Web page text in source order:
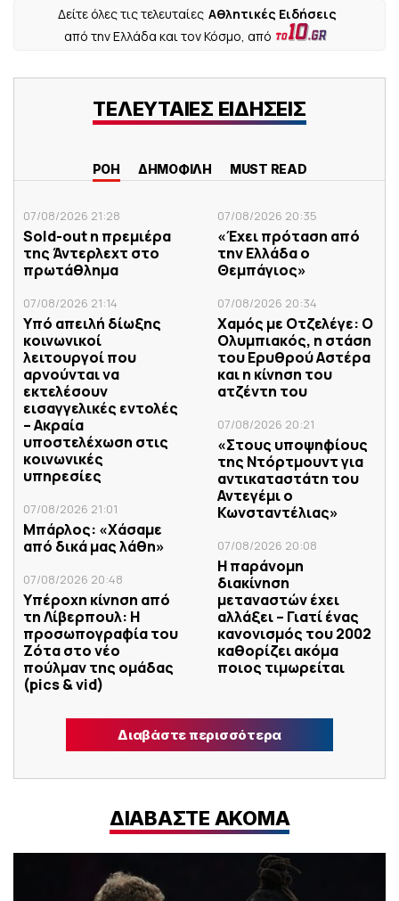
Δείτε όλες τις τελευταίες Αθλητικές Ειδήσεις
από την Ελλάδα και τον Κόσμο, από
ΤΕΛΕΥΤΑΙΕΣ ΕΙΔΗΣΕΙΣ
ΡΟΗ ΔΗΜΟΦΙΛΗ MUST READ
07/08/2026 21:28
Sold-out η πρεμιέρα
της Άντερλεχτ στο
πρωτάθλημα
07/08/2026 21:14
Υπό απειλή δίωξης
κοινωνικοί
λειτουργοί που
αρνούνται να
εκτελέσουν
εισαγγελικές εντολές
– Ακραία
υποστελέχωση στις
κοινωνικές
υπηρεσίες
07/08/2026 21:01
Μπάρλος: «Χάσαμε
από δικά μας λάθη»
07/08/2026 20:48
Υπέροχη κίνηση από
τη Λίβερπουλ: Η
προσωπογραφία του
Ζότα στο νέο
πούλμαν της ομάδας
(pics & vid)
07/08/2026 20:35
«Έχει πρόταση από
την Ελλάδα ο
Θεμπάγιος»
07/08/2026 20:34
Χαμός με Οτζελέγε: Ο
Ολυμπιακός, η στάση
του Ερυθρού Αστέρα
και η κίνηση του
ατζέντη του
07/08/2026 20:21
«Στους υποψηφίους
της Ντόρτμουντ για
αντικαταστάτη του
Αντεγέμι ο
Κωνσταντέλιας»
07/08/2026 20:08
Η παράνομη
διακίνηση
μεταναστών έχει
αλλάξει – Γιατί ένας
κανονισμός του 2002
καθορίζει ακόμα
ποιος τιμωρείται
Διαβάστε περισσότερα
ΔΙΑΒΑΣΤΕ ΑΚΟΜΑ